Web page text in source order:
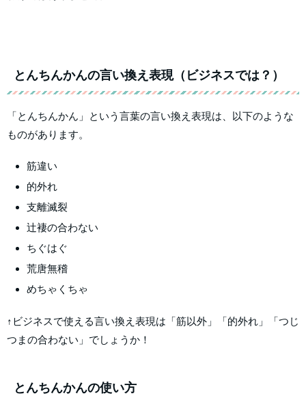
とんちんかんの言い換え表現（ビジネスでは？）
「とんちんかん」という言葉の言い換え表現は、以下のような
ものがあります。
筋違い
的外れ
支離滅裂
辻褄の合わない
ちぐはぐ
荒唐無稽
めちゃくちゃ
↑ビジネスで使える言い換え表現は「筋以外」「的外れ」「つじ
つまの合わない」でしょうか！
とんちんかんの使い方